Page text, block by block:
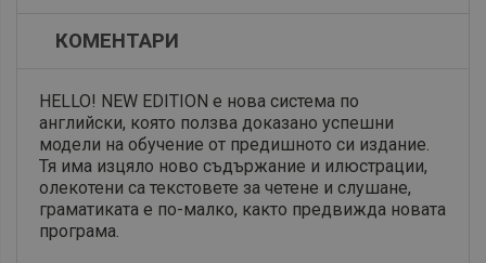
КОМЕНТАРИ
HELLO! NEW EDITION е нова система по
английски, която ползва доказано успешни
модели на обучение от предишното си издание.
Тя има изцяло ново съдържание и илюстрации,
олекотени са текстовете за четене и слушане,
граматиката е по-малко, както предвижда новата
програма.